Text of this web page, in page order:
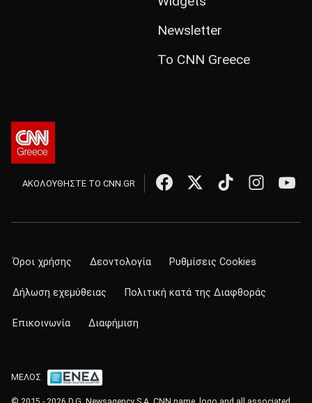
Newsletter
Το CNN Greece
ΑΚΟΛΟΥΘΗΣΤΕ ΤΟ CNN.GR
Όροι χρήσης Δεοντολογία Ρυθμίσεις Cookies
Δήλωση εχεμύθειας Πολιτική κατά της Διαφθοράς
Επικοινωνία Διαφήμιση
ΜΕΛΟΣ
© 2015 - 2026 D.G. Newsagency S.A. CNN name, logo and all associated